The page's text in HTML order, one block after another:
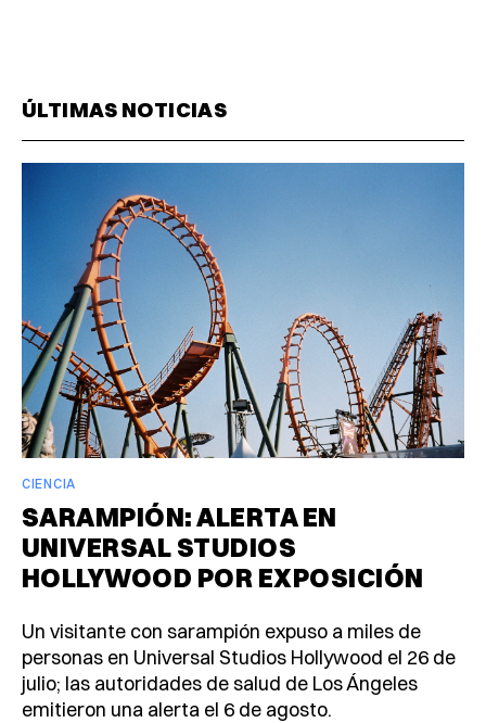
ÚLTIMAS NOTICIAS
CIENCIA
SARAMPIÓN: ALERTA EN
UNIVERSAL STUDIOS
HOLLYWOOD POR EXPOSICIÓN
Un visitante con sarampión expuso a miles de
personas en Universal Studios Hollywood el 26 de
julio; las autoridades de salud de Los Ángeles
emitieron una alerta el 6 de agosto.